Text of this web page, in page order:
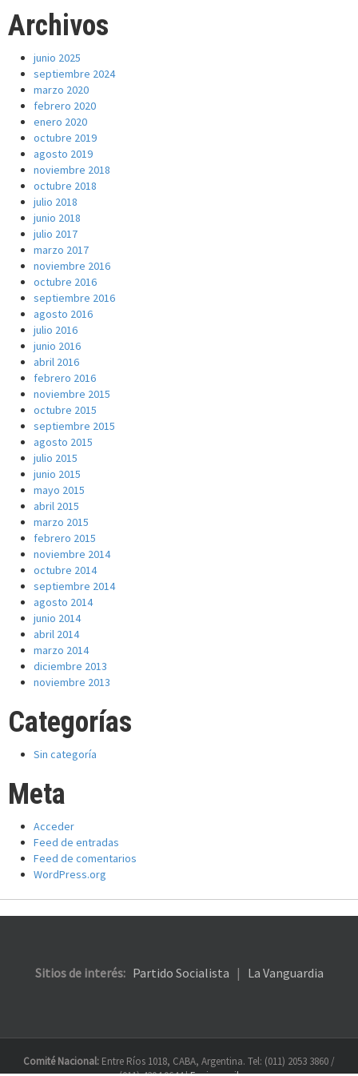
Archivos
junio 2025
septiembre 2024
marzo 2020
febrero 2020
enero 2020
octubre 2019
agosto 2019
noviembre 2018
octubre 2018
julio 2018
junio 2018
julio 2017
marzo 2017
noviembre 2016
octubre 2016
septiembre 2016
agosto 2016
julio 2016
junio 2016
abril 2016
febrero 2016
noviembre 2015
octubre 2015
septiembre 2015
agosto 2015
julio 2015
junio 2015
mayo 2015
abril 2015
marzo 2015
febrero 2015
noviembre 2014
octubre 2014
septiembre 2014
agosto 2014
junio 2014
abril 2014
marzo 2014
diciembre 2013
noviembre 2013
Categorías
Sin categoría
Meta
Acceder
Feed de entradas
Feed de comentarios
WordPress.org
Sitios de interés: Partido Socialista | La Vanguardia
Comité Nacional: Entre Ríos 1018, CABA, Argentina. Tel: (011) 2053 3860 /